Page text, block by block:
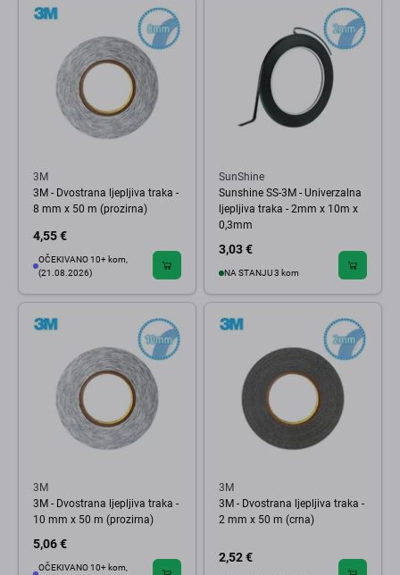
3M
3M - Dvostrana ljepljiva traka -
8 mm x 50 m (prozirna)
4,55 €
OČEKIVANO 10+ kom,
(21.08.2026)
SunShine
Sunshine SS-3M - Univerzalna
ljepljiva traka - 2mm x 10m x
0,3mm
3,03 €
NA STANJU 3 kom
3M
3M - Dvostrana ljepljiva traka -
10 mm x 50 m (prozirna)
5,06 €
OČEKIVANO 10+ kom,
3M
3M - Dvostrana ljepljiva traka -
2 mm x 50 m (crna)
2,52 €